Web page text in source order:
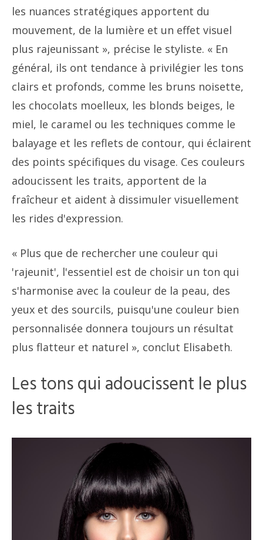
les nuances stratégiques apportent du
mouvement, de la lumière et un effet visuel
plus rajeunissant », précise le styliste. « En
général, ils ont tendance à privilégier les tons
clairs et profonds, comme les bruns noisette,
les chocolats moelleux, les blonds beiges, le
miel, le caramel ou les techniques comme le
balayage et les reflets de contour, qui éclairent
des points spécifiques du visage. Ces couleurs
adoucissent les traits, apportent de la
fraîcheur et aident à dissimuler visuellement
les rides d'expression.
« Plus que de rechercher une couleur qui
'rajeunit', l'essentiel est de choisir un ton qui
s'harmonise avec la couleur de la peau, des
yeux et des sourcils, puisqu'une couleur bien
personnalisée donnera toujours un résultat
plus flatteur et naturel », conclut Elisabeth.
Les tons qui adoucissent le plus
les traits